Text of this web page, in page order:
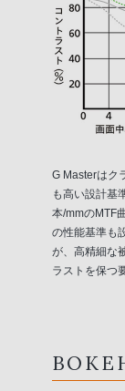
G Masterはク
も高い設計基
本/mmのMTF
の性能基準も
が、高精細な
ラストを保つ